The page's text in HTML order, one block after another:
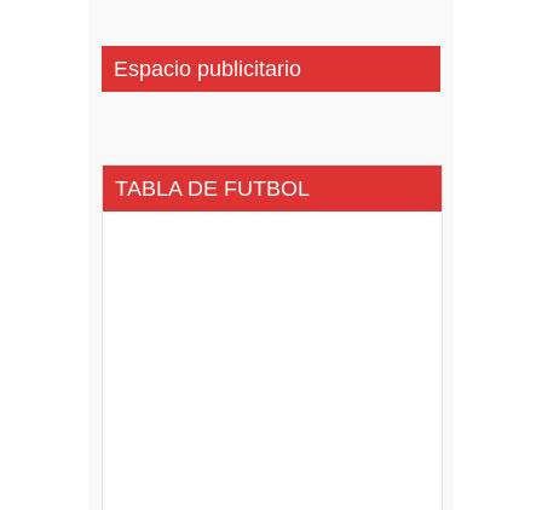
Espacio publicitario
TABLA DE FUTBOL